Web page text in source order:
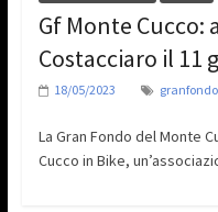
Gf Monte
Costacciaro il 11
18/05/2023
La Gran Fondo del Monte
Cucco in Bike,